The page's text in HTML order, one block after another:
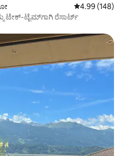
5 ರಲ್ಲಿ 4.99
4.99 (148)
ಟೇಕ್-ಟೈಮ್‌ಗಾಗಿ ರೆಸಾರ್ಟ್